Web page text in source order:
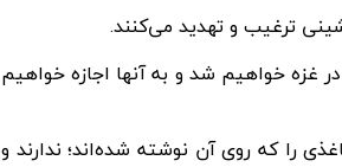
ترغیب و تهدید می‌کنند.
خواهیم شد و به آنها اجازه خواهیم
را که روی آن نوشته شده‌اند؛ ندارند و